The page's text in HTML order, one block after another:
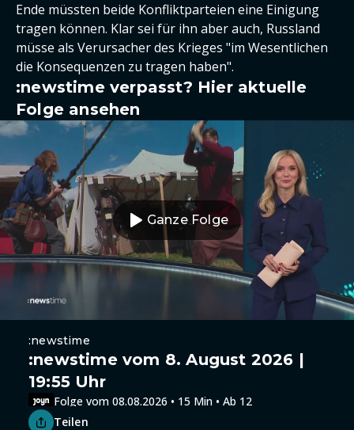
Ende müssten beide Konfliktparteien eine Einigung
tragen können. Klar sei für ihn aber auch, Russland
müsse als Verursacher des Krieges "im Wesentlichen
die Konsequenzen zu tragen haben".
:newstime verpasst? Hier aktuelle
Folge ansehen
Ganze Folge
:newstime
:newstime vom 8. August 2026 |
19:55 Uhr
Folge vom 08.08.2026 • 15 Min • Ab 12
Teilen